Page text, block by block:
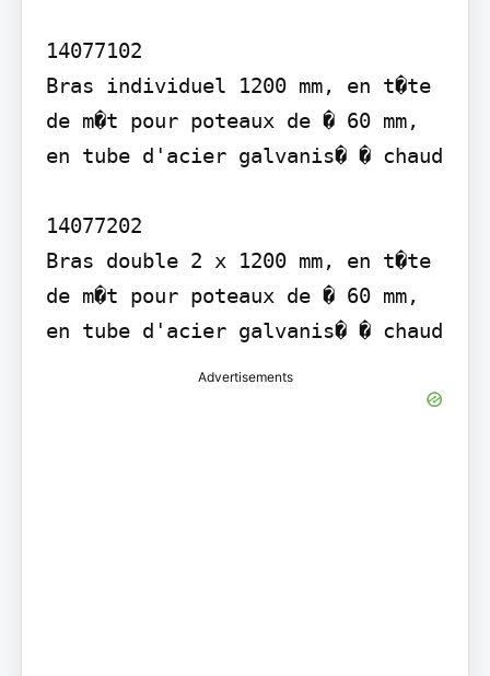
14077102
Bras individuel 1200 mm, en t�te
de m�t pour poteaux de � 60 mm,
en tube d'acier galvanis� � chaud
14077202
Bras double 2 x 1200 mm, en t�te
de m�t pour poteaux de � 60 mm,
en tube d'acier galvanis� � chaud
Advertisements